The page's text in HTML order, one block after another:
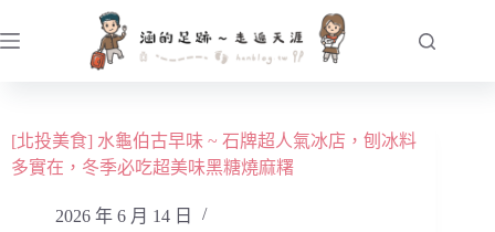
至
容[北投美食] 水龜伯古早味 ~ 石牌超人氣冰店，刨冰料
多實在，冬季必吃超美味黑糖燒麻糬
2026 年 6 月 14 日